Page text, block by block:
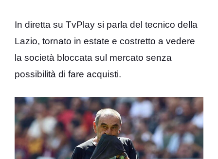
In diretta su TvPlay si parla del tecnico della
Lazio, tornato in estate e costretto a vedere
la società bloccata sul mercato senza
possibilità di fare acquisti.